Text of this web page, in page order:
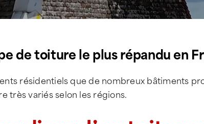
de toiture le plus répandu en
résidentiels que de nombreux bâtiments
très variés selon les régions.